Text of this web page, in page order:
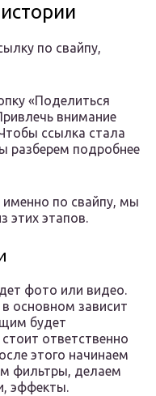
по свайпу,
«Поделиться
внимание
ссылка стала
разберем подробнее
по свайпу, мы
этих этапов.
фото или видео.
основном зависит
будет
ответственно
этого начинаем
фильтры, делаем
эффекты.